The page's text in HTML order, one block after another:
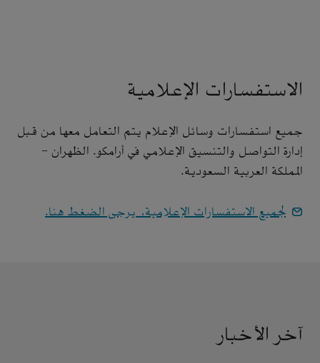
الاستفسارات الإعلامية
جميع استفسارات وسائل الإعلام يتم التعامل معها من قبل
إدارة التواصل والتنسيق الإعلامي في أرامكو. الظهران -
المملكة العربية السعودية.
لجميع الاستفسارات الإعلامية، يرجى الضغط هنا.
آخر الأخبار